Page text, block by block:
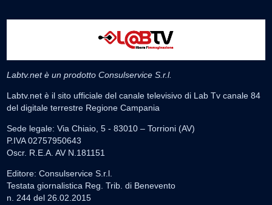
Labtv.net è un prodotto Consulservice S.r.l.
Labtv.net è il sito ufficiale del canale televisivo di Lab Tv canale 84
del digitale terrestre Regione Campania
Sede legale: Via Chiaio, 5 - 83010 – Torrioni (AV)
P.IVA 02757950643
Oscr. R.E.A. AV N.181151
Editore: Consulservice S.r.l.
Testata giornalistica Reg. Trib. di Benevento
n. 244 del 26.02.2015